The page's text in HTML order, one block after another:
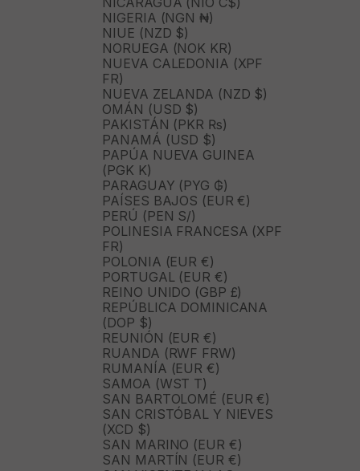
NIGERIA (NGN ₦)
NIUE (NZD $)
NORUEGA (NOK KR)
NUEVA CALEDONIA (XPF
FR)
NUEVA ZELANDA (NZD $)
OMÁN (USD $)
PAKISTÁN (PKR ₨)
PANAMÁ (USD $)
PAPÚA NUEVA GUINEA
(PGK K)
PARAGUAY (PYG ₲)
PAÍSES BAJOS (EUR €)
PERÚ (PEN S/)
POLINESIA FRANCESA (XPF
FR)
POLONIA (EUR €)
PORTUGAL (EUR €)
REINO UNIDO (GBP £)
REPÚBLICA DOMINICANA
(DOP $)
REUNIÓN (EUR €)
RUANDA (RWF FRW)
RUMANÍA (EUR €)
SAMOA (WST T)
SAN BARTOLOMÉ (EUR €)
SAN CRISTÓBAL Y NIEVES
(XCD $)
SAN MARINO (EUR €)
SAN MARTÍN (EUR €)